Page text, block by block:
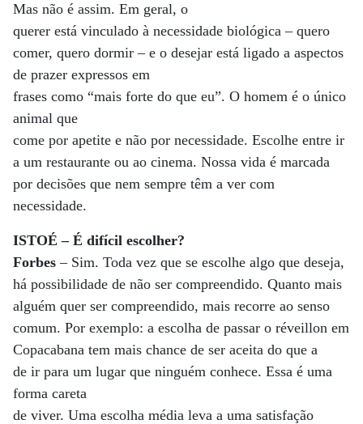
Mas não é assim. Em geral, o
querer está vinculado à necessidade biológica – quero
comer, quero dormir – e o desejar está ligado a aspectos
de prazer expressos em
frases como “mais forte do que eu”. O homem é o único
animal que
come por apetite e não por necessidade. Escolhe entre ir
a um restaurante ou ao cinema. Nossa vida é marcada
por decisões que nem sempre têm a ver com
necessidade.
ISTOÉ – É difícil escolher?
Forbes – Sim. Toda vez que se escolhe algo que deseja,
há possibilidade de não ser compreendido. Quanto mais
alguém quer ser compreendido, mais recorre ao senso
comum. Por exemplo: a escolha de passar o réveillon em
Copacabana tem mais chance de ser aceita do que a
de ir para um lugar que ninguém conhece. Essa é uma
forma careta
de viver. Uma escolha média leva a uma satisfação